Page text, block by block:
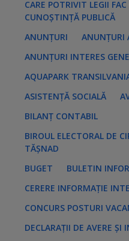
e
s
CARE POTRIVIT LEGII
CUNOȘTINȚĂ PUBLICĂ
ANUNȚURI
ANUNȚURI
ANUNȚURI INTERES
AQUAPARK
ASISTENȚĂ SOCIALĂ
BILANȚ CONTABIL
BIROUL ELECTORAL DE
TĂȘNAD
BUGET
BULETIN
CERERE INFORMAȚIE
CONCURS POSTURI
DECLARAȚII DE AVERE ȘI